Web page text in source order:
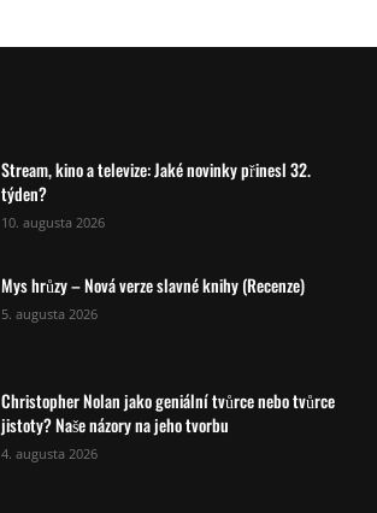
Stream, kino a televize: Jaké novinky přinesl 32.
týden?
10. augusta 2026
Mys hrůzy – Nová verze slavné knihy (Recenze)
5. augusta 2026
Christopher Nolan jako geniální tvůrce nebo tvůrce
jistoty? Naše názory na jeho tvorbu
4. augusta 2026